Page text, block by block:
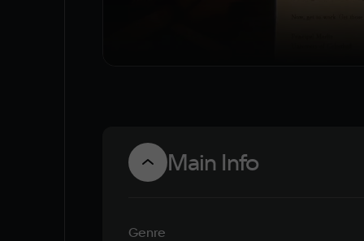
Main Info
Genre